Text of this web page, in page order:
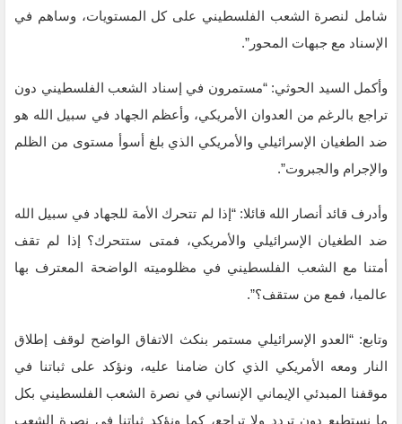
شامل لنصرة الشعب الفلسطيني على كل المستويات، وساهم في
الإسناد مع جبهات المحور”.
وأكمل السيد الحوثي: “مستمرون في إسناد الشعب الفلسطيني دون
تراجع بالرغم من العدوان الأمريكي، وأعظم الجهاد في سبيل الله هو
ضد الطغيان الإسرائيلي والأمريكي الذي بلغ أسوأ مستوى من الظلم
والإجرام والجبروت”.
وأدرف قائد أنصار الله قائلا: “إذا لم تتحرك الأمة للجهاد في سبيل الله
ضد الطغيان الإسرائيلي والأمريكي، فمتى ستتحرك؟ إذا لم تقف
أمتنا مع الشعب الفلسطيني في مظلوميته الواضحة المعترف بها
عالميا، فمع من ستقف؟”.
وتابع: “العدو الإسرائيلي مستمر بنكث الاتفاق الواضح لوقف إطلاق
النار ومعه الأمريكي الذي كان ضامنا عليه، ونؤكد على ثباتنا في
موقفنا المبدئي الإيماني الإنساني في نصرة الشعب الفلسطيني بكل
ما نستطيع دون تردد ولا تراجع، كما ونؤكد ثباتنا في نصرة الشعب